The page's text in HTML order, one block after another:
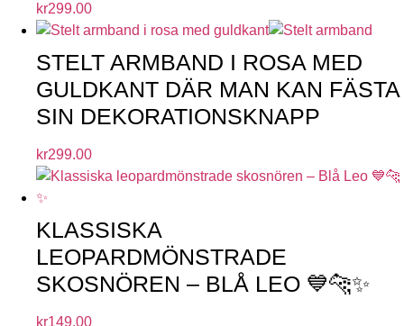
kr299.00
STELT ARMBAND I ROSA MED
GULDKANT DÄR MAN KAN FÄSTA
SIN DEKORATIONSKNAPP
kr299.00
KLASSISKA
LEOPARDMÖNSTRADE
SKOSNÖREN – BLÅ LEO 💙🐆✨
kr149.00